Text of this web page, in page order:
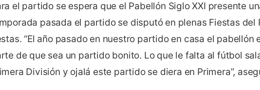
el partido se espera que el Pabellón Siglo XXI presente
pasada el partido se disputó en plenas Fiestas del
“El año pasado en nuestro partido en casa el pabellón
de que sea un partido bonito. Lo que le falta al fútbol
División y ojalá este partido se diera en Primera”,